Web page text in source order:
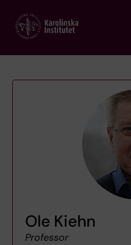
main
Ole Kiehn
Professor